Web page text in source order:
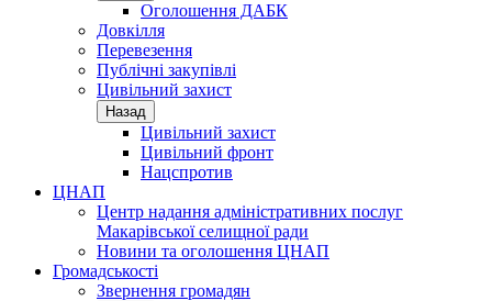
Оголошення ДАБК
Довкілля
Перевезення
Публічні закупівлі
Цивільний захист
Назад
Цивільний захист
Цивільний фронт
Нацспротив
ЦНАП
Центр надання адміністративних послуг
Макарівської селищної ради
Новини та оголошення ЦНАП
Громадськості
Звернення громадян